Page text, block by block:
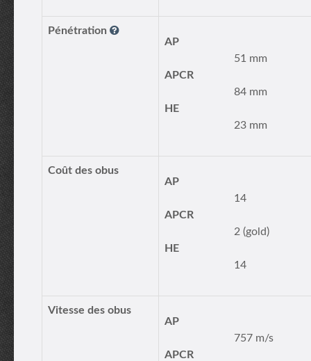
Pénétration
AP
51 mm
APCR
84 mm
HE
23 mm
Coût des obus
AP
14
APCR
2 (gold)
HE
14
Vitesse des obus
AP
757 m/s
APCR